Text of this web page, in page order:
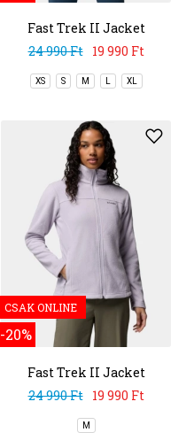
Fast Trek II Jacket
24 990 Ft
19 990 Ft
XS S M L XL
CSAK ONLINE
-20%
Fast Trek II Jacket
24 990 Ft
19 990 Ft
M